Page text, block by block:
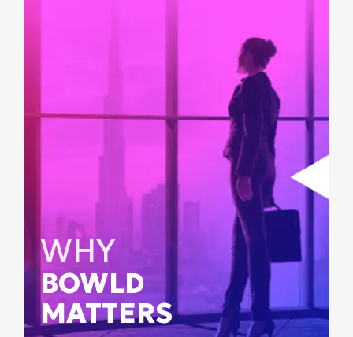
WHY
BOWLD
MATTERS